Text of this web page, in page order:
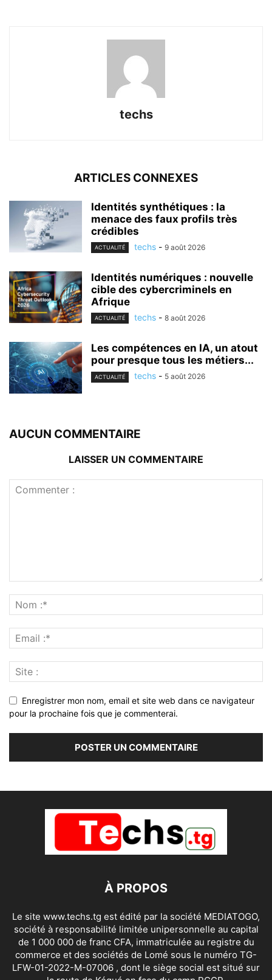
techs
ARTICLES CONNEXES
Identités synthétiques : la
menace des faux profils très
crédibles
ACTUALITÉ techs - 9 août 2026
Identités numériques : nouvelle
cible des cybercriminels en
Afrique
ACTUALITÉ techs - 8 août 2026
Les compétences en IA, un atout
pour presque tous les métiers...
ACTUALITÉ techs - 5 août 2026
AUCUN COMMENTAIRE
LAISSER UN COMMENTAIRE
Enregistrer mon nom, email et site web dans ce navigateur
pour la prochaine fois que je commenterai.
À PROPOS
Le site www.techs.tg est édité par la société MEDIATOGO,
société à responsabilité limitée unipersonnelle au capital
de 1 000 000 de franc CFA, immatriculée au registre du
commerce et des sociétés de Lomé sous le numéro TG-
LFW-01-2022-M-07006 , dont le siège social est situé sur